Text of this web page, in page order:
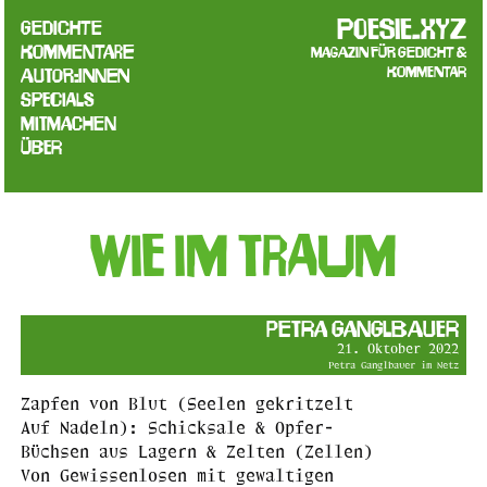
poesie.xyz
Magazin für Gedicht &
Kommentar
Gedichte
Kommentare
Autor:innen
Specials
Mitmachen
Über
Wie im Traum
Petra Ganglbauer
21. Oktober 2022
Petra Ganglbauer im Netz
Zapfen von Blut (Seelen gekritzelt
Auf Nadeln): Schicksale & Opfer-
Büchsen aus Lagern & Zelten (Zellen)
Von Gewissenlosen mit gewaltigen